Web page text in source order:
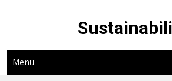
Menu